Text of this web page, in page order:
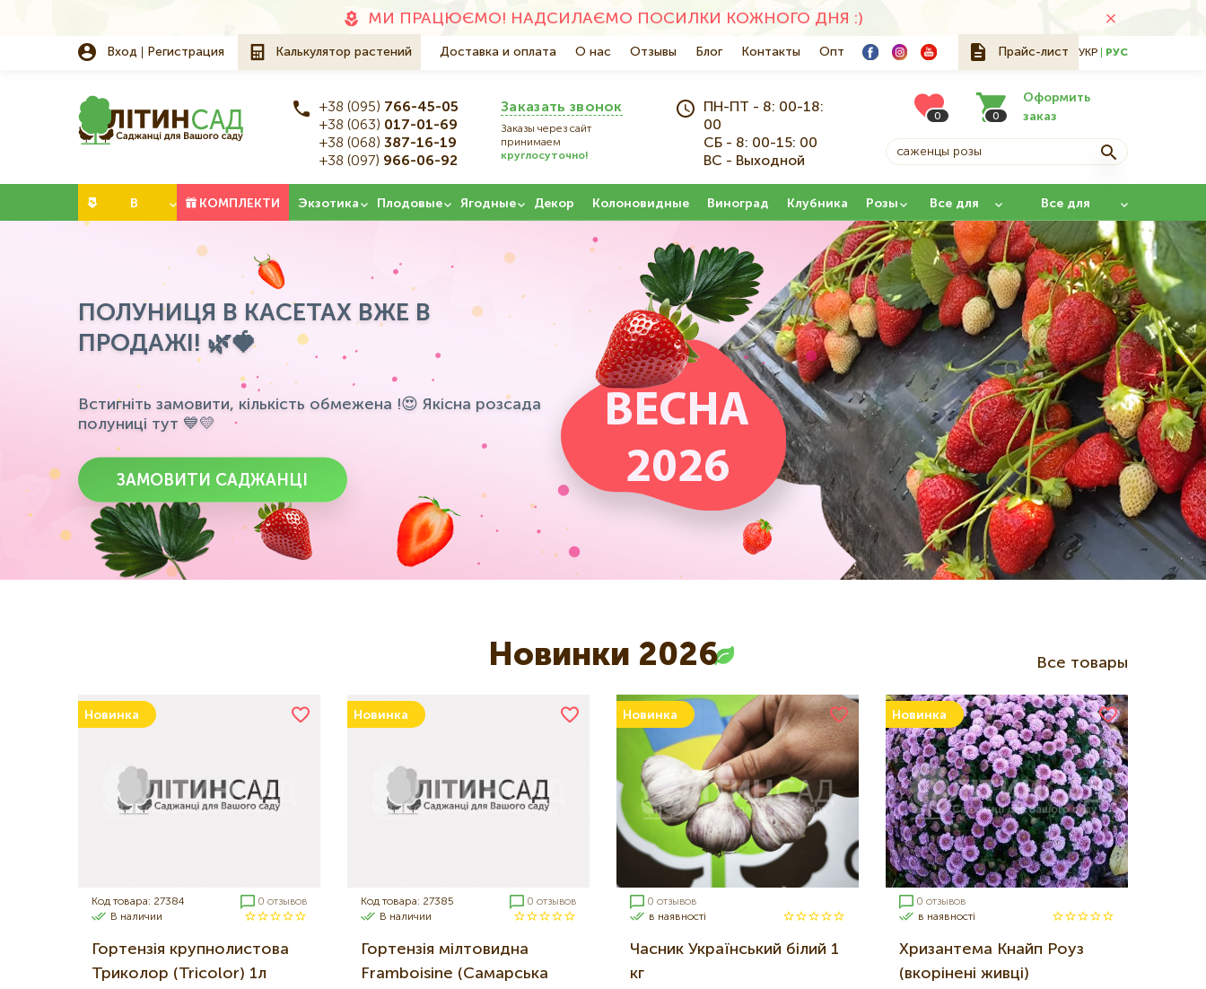
МИ ПРАЦЮЄМО! НАДСИЛАЄМО ПОСИЛКИ КОЖНОГО ДНЯ :)
Вход Регистрация Калькулятор растений Основна
Доставка и оплата О нас Отзывы Блог Контакты Опт Прайс-лист УКР РУС
+38 (095) 766-45-05
+38 (063) 017-01-69
+38 (068) 387-16-19
+38 (097) 966-06-92
Заказать звонок
Заказы через сайт
принимаем
круглосуточно!
ПН-ПТ - 8: 00-18:
00
СБ - 8: 00-15: 00
ВС - Выходной
0
Оформить
заказ
0
В
КОМПЛЕКТИ Экзотика Плодовые Ягодные Декор Колоновидные Виноград Клубника Розы Все для
сада
Все для
прививки
ПОЛУНИЦЯ В КАСЕТАХ ВЖЕ В
ПРОДАЖІ! 🌿🍓
Встигніть замовити, кількість обмежена !😍 Якісна розсада
полуниці тут 💙💛
ЗАМОВИТИ САДЖАНЦІ
Новинки 2026
Новинка
Код товара: 27384
0 отзывов
В наличии
Гортензія крупнолистова
Триколор (Tricolor) 1л
Новинка
Код товара: 27385
0 отзывов
В наличии
Гортензія мілтовидна
Framboisine (Самарська
Новинка
0 отзывов
в наявності
Часник Український білий 1
кг
Новинка
0 отзывов
в наявності
Хризантема Кнайп Роуз
(вкорінені живці)
Все товары